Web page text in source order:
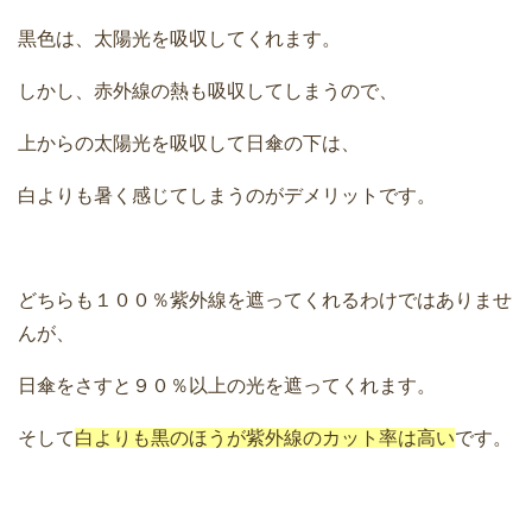
黒色は、太陽光を吸収してくれます。
しかし、赤外線の熱も吸収してしまうので、
上からの太陽光を吸収して日傘の下は、
白よりも暑く感じてしまうのがデメリットです。
どちらも１００％紫外線を遮ってくれるわけではありませ
んが、
日傘をさすと９０％以上の光を遮ってくれます。
そして白よりも黒のほうが紫外線のカット率は高いです。